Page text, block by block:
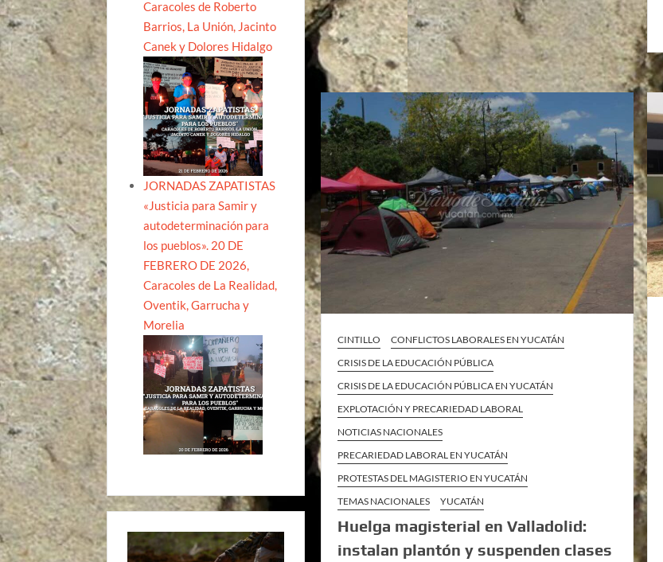
CINTILLO
CONFLICTOS LABORALES EN YUCATÁN
CRISIS DE LA EDUCACIÓN PÚBLICA
CRISIS DE LA EDUCACIÓN PÚBLICA EN YUCATÁN
EXPLOTACIÓN Y PRECARIEDAD LABORAL
NOTICIAS NACIONALES
PRECARIEDAD LABORAL EN YUCATÁN
PROTESTAS DEL MAGISTERIO EN YUCATÁN
TEMAS NACIONALES
YUCATÁN
Huelga magisterial en Valladolid:
instalan plantón y suspenden clases
Caracoles de Roberto
Barrios, La Unión, Jacinto
Canek y Dolores Hidalgo
JORNADAS ZAPATISTAS
«Justicia para Samir y
autodeterminación para
los pueblos». 20 DE
FEBRERO DE 2026,
Caracoles de La Realidad,
Oventik, Garrucha y
Morelia